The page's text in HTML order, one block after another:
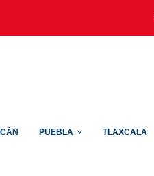
PUEBLA TLAXCALA